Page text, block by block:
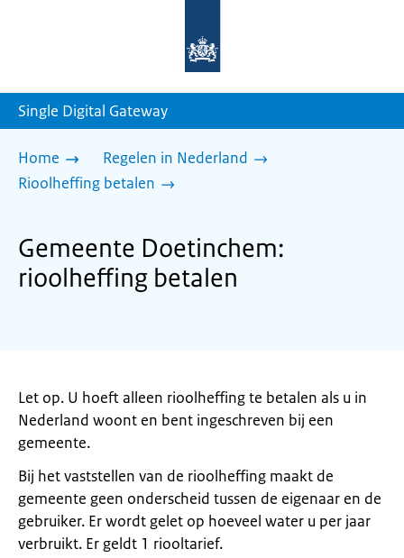
homepage
Single Digital Gateway
Home
Regelen in Nederland
Rioolheffing betalen
Gemeente Doetinchem:
rioolheffing betalen
Let op. U hoeft alleen rioolheffing te betalen als u in
Nederland woont en bent ingeschreven bij een
gemeente.
Bij het vaststellen van de rioolheffing maakt de
gemeente geen onderscheid tussen de eigenaar en de
gebruiker. Er wordt gelet op hoeveel water u per jaar
verbruikt. Er geldt 1 riooltarief.